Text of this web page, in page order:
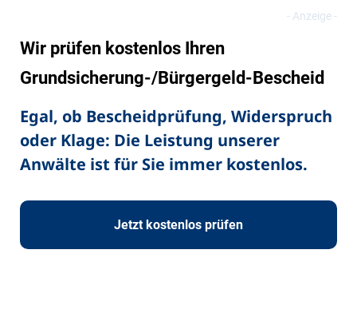
Wir prüfen kostenlos Ihren
Grundsicherung-/Bürgergeld-Bescheid
Egal, ob Bescheidprüfung, Widerspruch
oder Klage: Die Leistung unserer
Anwälte ist für Sie immer kostenlos.
Jetzt kostenlos prüfen